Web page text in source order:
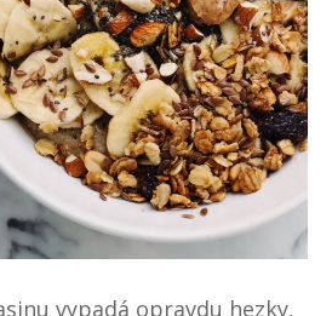
vypadá opravdu hezky,